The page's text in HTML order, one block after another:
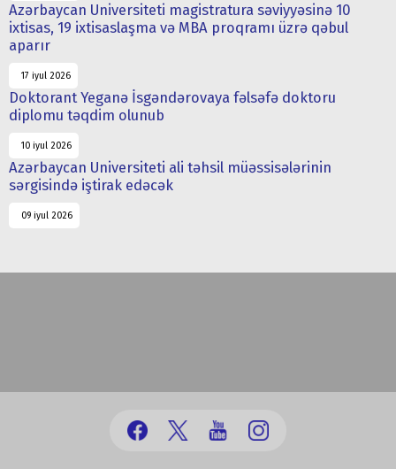
Azərbaycan Universiteti magistratura səviyyəsinə 10
ixtisas, 19 ixtisaslaşma və MBA proqramı üzrə qəbul
aparır
17 iyul 2026
Doktorant Yeganə İsgəndərovaya fəlsəfə doktoru
diplomu təqdim olunub
10 iyul 2026
Azərbaycan Universiteti ali təhsil müəssisələrinin
sərgisində iştirak edəcək
09 iyul 2026